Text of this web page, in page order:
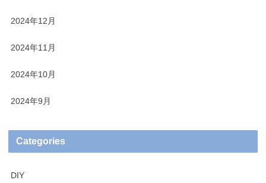
2024年12月
2024年11月
2024年10月
2024年9月
Categories
DIY